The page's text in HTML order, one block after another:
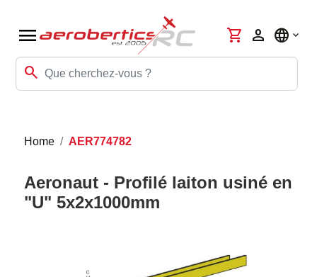
menu
search
shopping_cart person language
Home AER774782
Aeronaut - Profilé laiton usiné en
"U" 5x2x1000mm